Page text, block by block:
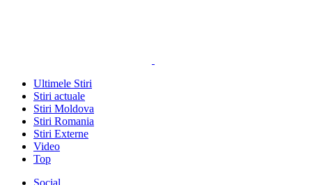
Ultimele Stiri
Stiri actuale
Stiri Moldova
Stiri Romania
Stiri Externe
Video
Top
Social